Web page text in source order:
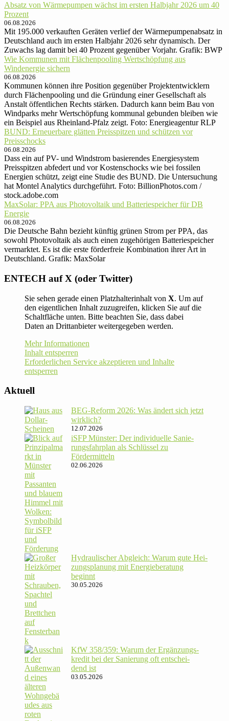
Absatz von Wärmepumpen wächst im ersten Halbjahr 2026 um 40
Prozent
06.08.2026
Mit 195.000 verkauften Geräten verlief der Wärmepumpenabsatz in
Deutschland auch im ersten Halbjahr 2026 sehr dynamisch. Der
Zuwachs lag damit bei 40 Prozent gegenüber Vorjahr. Grafik: BWP
Wie Kommunen mit Flächenpooling Wertschöpfung aus
Windenergie sichern
06.08.2026
Kommunen können ihre Position gegenüber Projektentwicklern
durch Flächenpooling und die Gründung einer Gesellschaft als
Anstalt öffentlichen Rechts stärken. Dadurch kann beim Bau von
Windparks mehr Wertschöpfung kommunal gebunden bleiben wie
ein Beispiel aus Rheinland-Pfalz zeigt. Foto: Energieagentur RLP
BUND: Erneuerbare glätten Preisspitzen und schützen vor
Preisschocks
06.08.2026
Dass ein auf PV- und Windstrom basierendes Energiesystem
Preisspitzen abfedert und vor Kostenschocks wie bei fossilen
Energien schützt, zeigt eine Studie des BUND. Die Untersuchung
hat Montel Analytics durchgeführt. Foto: BillionPhotos.com /
stock.adobe.com
MaxSolar: PPA aus Photovoltaik und Batteriespeicher für DB
Energie
06.08.2026
Die Deutsche Bahn bezieht künftig grünen Strom per PPA, das
sowohl Photovoltaik als auch einen zugehörigen Batteriespeicher
vermarktet. Es ist die erste förderfreie Kombination ihrer Art in
Deutschland. Grafik: MaxSolar
ENTECH auf X (oder Twitter)
Sie sehen gerade einen Platzhalterinhalt von X. Um auf
den eigentlichen Inhalt zuzugreifen, klicken Sie auf die
Schaltfläche unten. Bitte beachten Sie, dass dabei
Daten an Drittanbieter weitergegeben werden.
Mehr Informationen
Inhalt entsperren
Erforderlichen Service akzeptieren und Inhalte
entsperren
Aktuell
BEG-Reform 2026: Was ändert sich jetzt
wirklich?
12.07.2026
iSFP Münster: Der indi­vi­du­elle Sanie­
rungs­fahr­plan als Schlüssel zu
Fördermitteln
02.06.2026
Hydrau­li­scher Abgleich: Warum gute Hei­
zungs­pla­nung mit Energie­beratung
beginnt
30.05.2026
KfW 358/​359: Warum der Ergän­zungs­
kredit bei der Sanie­rung oft ent­schei­
dend ist
03.05.2026